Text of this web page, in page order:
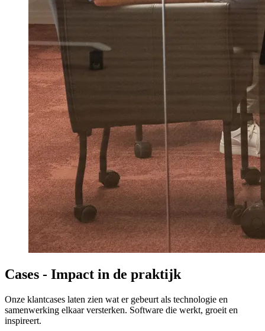
Cases - Impact in de praktijk
Onze klantcases laten zien wat er gebeurt als technologie en
samenwerking elkaar versterken. Software die werkt, groeit en
inspireert.